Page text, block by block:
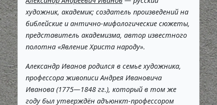
художник, академик; создатель произведений на
библейские и антично-мифологические сюжеты,
представитель академизма, автор известного
полотна «Явление Христа народу».
Александр Иванов родился в семье художника,
профессора живописи Андрея Ивановича
Иванова (1775—1848 гг.), который в том же
году был утверждён адъюнкт-профессором